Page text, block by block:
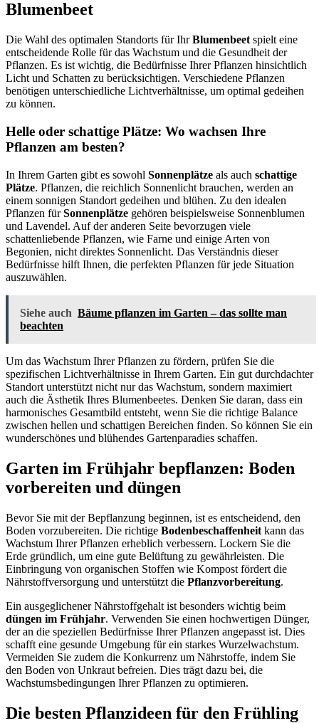
Blumenbeet
Die Wahl des optimalen Standorts für IhrBlumenbeet spielt eine
entscheidende Rolle für das Wachstum und die Gesundheit der
Pflanzen. Es ist wichtig, die Bedürfnisse Ihrer Pflanzen hinsichtlich
Licht und Schatten zu berücksichtigen. Verschiedene Pflanzen
benötigen unterschiedliche Lichtverhältnisse, um optimal gedeihen
zu können.
Helle oder schattige Plätze: Wo wachsen Ihre
Pflanzen am besten?
In Ihrem Garten gibt es sowohl Sonnenplätze als auch schattige
Plätze. Pflanzen, die reichlich Sonnenlicht brauchen, werden an
einem sonnigen Standort gedeihen und blühen. Zu den idealen
Pflanzen fürSonnenplätze gehören beispielsweise Sonnenblumen
und Lavendel. Auf der anderen Seite bevorzugen viele
schattenliebende Pflanzen, wie Farne und einige Arten von
Begonien, nicht direktes Sonnenlicht. Das Verständnis dieser
Bedürfnisse hilft Ihnen, die perfekten Pflanzen für jede Situation
auszuwählen.
Siehe auch Bäume pflanzen im Garten – das sollte man
beachten
Um das Wachstum Ihrer Pflanzen zu fördern, prüfen Sie die
spezifischen Lichtverhältnisse in Ihrem Garten. Ein gut durchdachter
Standort unterstützt nicht nur das Wachstum, sondern maximiert
auch die Ästhetik Ihres Blumenbeetes. Denken Sie daran, dass ein
harmonisches Gesamtbild entsteht, wenn Sie die richtige Balance
zwischen hellen und schattigen Bereichen finden. So können Sie ein
wunderschönes und blühendes Gartenparadies schaffen.
Garten im Frühjahr bepflanzen: Boden
vorbereiten und düngen
Bevor Sie mit der Bepflanzung beginnen, ist es entscheidend, den
Boden vorzubereiten. Die richtige Bodenbeschaffenheit kann das
Wachstum Ihrer Pflanzen erheblich verbessern. Lockern Sie die
Erde gründlich, um eine gute Belüftung zu gewährleisten. Die
Einbringung von organischen Stoffen wie Kompost fördert die
Nährstoffversorgung und unterstützt die Pflanzvorbereitung.
Ein ausgeglichener Nährstoffgehalt ist besonders wichtig beim
düngen im Frühjahr. Verwenden Sie einen hochwertigen Dünger,
der an die speziellen Bedürfnisse Ihrer Pflanzen angepasst ist. Dies
schafft eine gesunde Umgebung für ein starkes Wurzelwachstum.
Vermeiden Sie zudem die Konkurrenz um Nährstoffe, indem Sie
den Boden von Unkraut befreien. Dies trägt dazu bei, die
Wachstumsbedingungen Ihrer Pflanzen zu optimieren.
Die besten Pflanzideen für den Frühling